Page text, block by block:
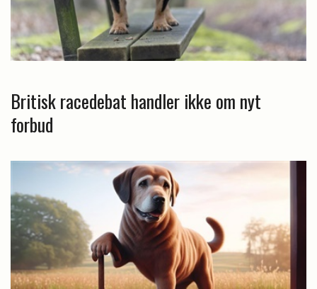
Britisk racedebat handler ikke om nyt
forbud